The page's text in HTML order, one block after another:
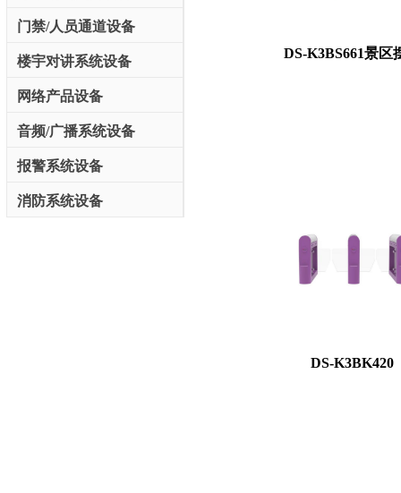
DS-K3BS661景区
DS-K3BK420
门禁/人员通道设备
楼宇对讲系统设备
网络产品设备
音频/广播系统设备
报警系统设备
消防系统设备